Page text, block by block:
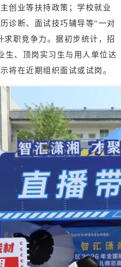
创业等扶持政策；学校就业
诊断、面试技巧辅导等"一对
职竞争力。据初步统计，招
生、顶岗实习生与用人单位达
将在近期组织面试或试岗。